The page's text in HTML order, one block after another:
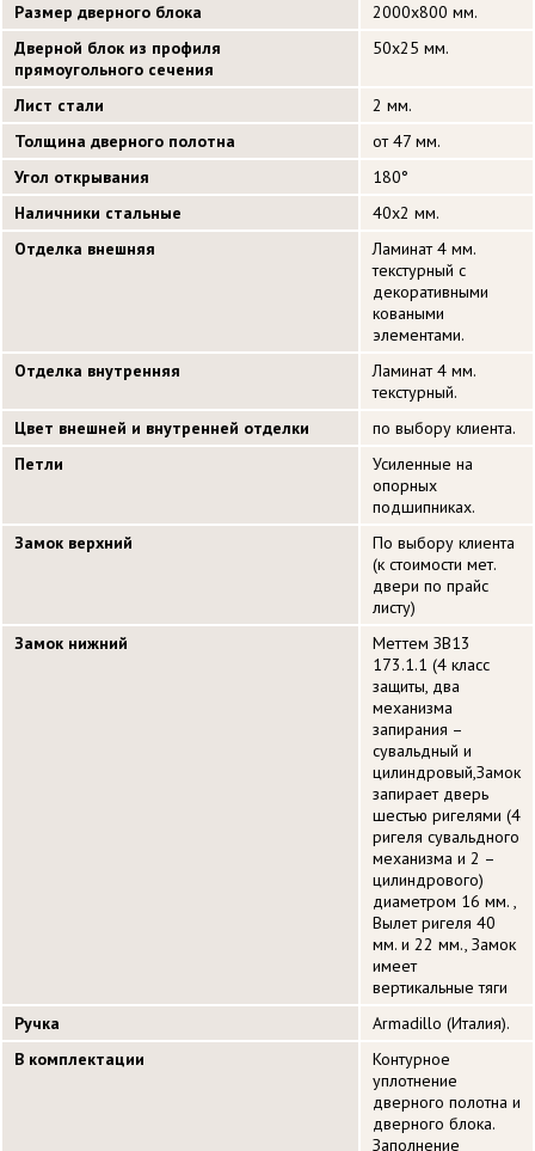
Размер дверного блока
2000х800 мм.
Дверной блок из профиля
прямоугольного сечения
50х25 мм.
Лист стали
2 мм.
Толщина дверного полотна
от 47 мм.
Угол открывания
180°
Наличники стальные
40х2 мм.
Отделка внешняя
Ламинат 4 мм.
текстурный с
декоративными
коваными
элементами.
Отделка внутренняя
Ламинат 4 мм.
текстурный.
Цвет внешней и внутренней отделки
по выбору клиента.
Петли
Усиленные на
опорных
подшипниках.
Замок верхний
По выбору клиента
(к стоимости мет.
двери по прайс
листу)
Замок нижний
Меттем ЗВ13
173.1.1 (4 класс
защиты, два
механизма
запирания –
сувальдный и
цилиндровый,Замок
запирает дверь
шестью ригелями (4
ригеля сувальдного
механизма и 2 –
цилиндрового)
диаметром 16 мм. ,
Вылет ригеля 40
мм. и 22 мм., Замок
имеет
вертикальные тяги
Ручка
Armadillo (Италия).
В комплектации
Контурное
уплотнение
дверного полотна и
дверного блока.
Заполнение